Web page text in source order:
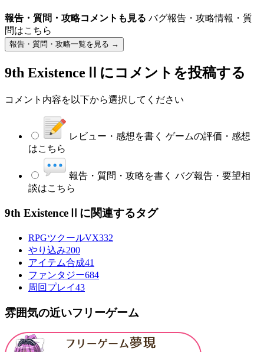
報告・質問・攻略コメントも見る バグ報告・攻略情報・質
問はこちら
報告・質問・攻略一覧を見る →
9th ExistenceⅡ にコメントを投稿する
コメント内容を以下から選択してください
レビュー・感想を書く ゲームの評価・感想
はこちら
報告・質問・攻略を書く バグ報告・要望相
談はこちら
9th ExistenceⅡに関連するタグ
RPGツクールVX332
やり込み200
アイテム合成41
ファンタジー684
周回プレイ43
雰囲気の近いフリーゲーム